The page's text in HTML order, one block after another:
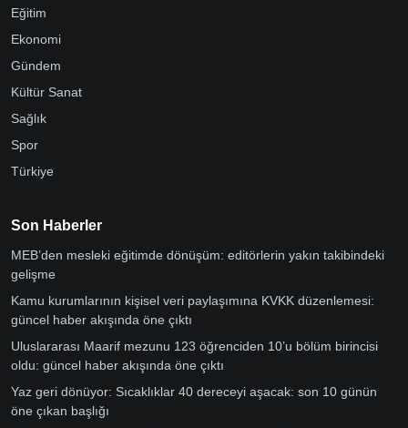
Eğitim
Ekonomi
Gündem
Kültür Sanat
Sağlık
Spor
Türkiye
Son Haberler
MEB’den mesleki eğitimde dönüşüm: editörlerin yakın takibindeki
gelişme
Kamu kurumlarının kişisel veri paylaşımına KVKK düzenlemesi:
güncel haber akışında öne çıktı
Uluslararası Maarif mezunu 123 öğrenciden 10’u bölüm birincisi
oldu: güncel haber akışında öne çıktı
Yaz geri dönüyor: Sıcaklıklar 40 dereceyi aşacak: son 10 günün
öne çıkan başlığı